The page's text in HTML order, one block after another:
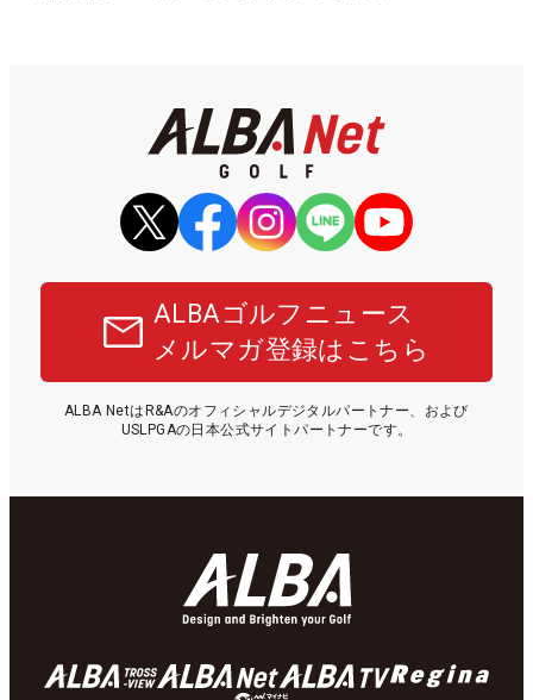
ALBAゴルフニュース
メルマガ登録はこちら
ALBA NetはR&Aのオフィシャルデジタルパートナー、および
USLPGAの日本公式サイトパートナーです。